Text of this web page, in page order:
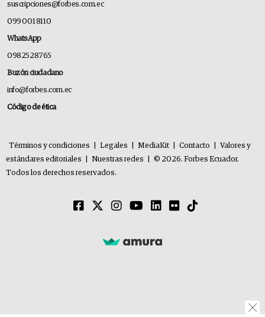
suscripciones@forbes.com.ec
099 001 8110
WhatsApp
0982528765
Buzón ciudadano
info@forbes.com.ec
Código de ética
Términos y condiciones Legales MediaKit Contacto
Valores y
estándares editoriales
Nuestras redes
© 2026. Forbes Ecuador.
Todos los derechos reservados.